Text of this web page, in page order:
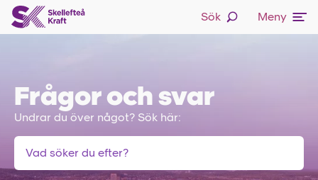
Sök
Meny
Frågor och svar
Undrar du över något? Sök här: